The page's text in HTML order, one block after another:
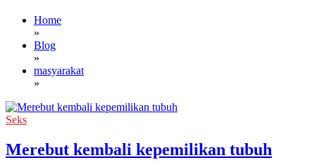
Home
»
Blog
»
masyarakat
»
Seks
Merebut kembali kepemilikan tubuh